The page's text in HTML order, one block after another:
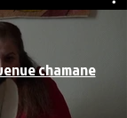
chamane